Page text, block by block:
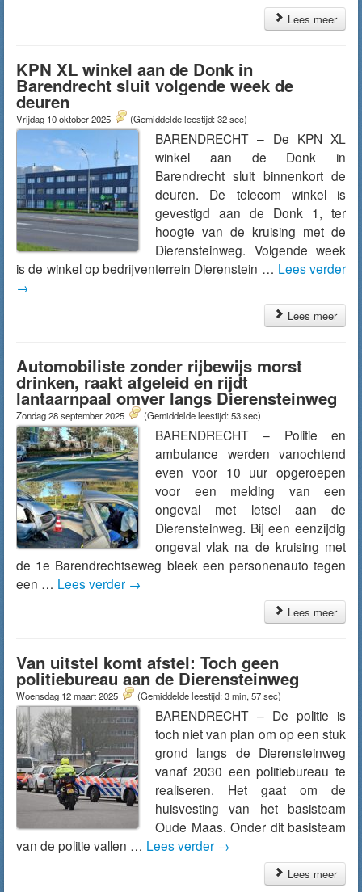
Lees meer
KPN XL winkel aan de Donk in
Barendrecht sluit volgende week de
deuren
Vrijdag 10 oktober 2025 (Gemiddelde leestijd: 32 sec)
BARENDRECHT – De KPN XL
winkel aan de Donk in
Barendrecht sluit binnenkort de
deuren. De telecom winkel is
gevestigd aan de Donk 1, ter
hoogte van de kruising met de
Dierensteinweg. Volgende week
is de winkel op bedrijventerrein Dierenstein … Lees verder
→
Lees meer
Automobiliste zonder rijbewijs morst
drinken, raakt afgeleid en rijdt
lantaarnpaal omver langs Dierensteinweg
Zondag 28 september 2025 (Gemiddelde leestijd: 53 sec)
BARENDRECHT – Politie en
ambulance werden vanochtend
even voor 10 uur opgeroepen
voor een melding van een
ongeval met letsel aan de
Dierensteinweg. Bij een eenzijdig
ongeval vlak na de kruising met
de 1e Barendrechtseweg bleek een personenauto tegen
een … Lees verder →
Lees meer
Van uitstel komt afstel: Toch geen
politiebureau aan de Dierensteinweg
Woensdag 12 maart 2025 (Gemiddelde leestijd: 3 min, 57 sec)
BARENDRECHT – De politie is
toch niet van plan om op een stuk
grond langs de Dierensteinweg
vanaf 2030 een politiebureau te
realiseren. Het gaat om de
huisvesting van het basisteam
Oude Maas. Onder dit basisteam
van de politie vallen … Lees verder →
Lees meer